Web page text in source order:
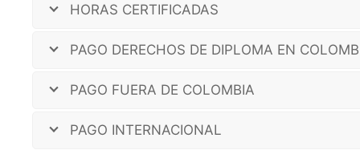
HORAS CERTIFICADAS
PAGO DERECHOS DE DIPLOMA EN
PAGO FUERA DE COLOMBIA
PAGO INTERNACIONAL